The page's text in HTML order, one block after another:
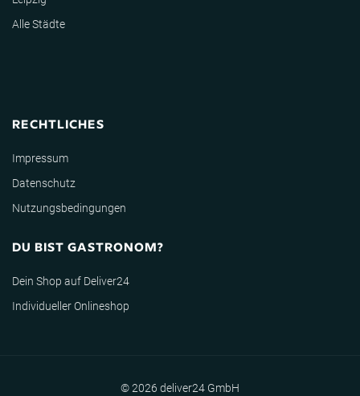
Alle Städte
RECHTLICHES
Impressum
Datenschutz
Nutzungsbedingungen
DU BIST GASTRONOM?
Dein Shop auf Deliver24
Individueller Onlineshop
© 2026 deliver24 GmbH